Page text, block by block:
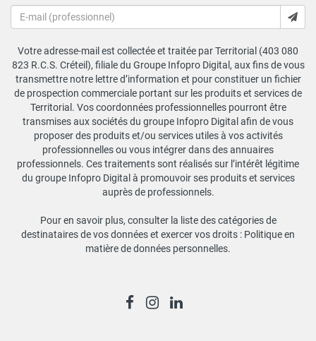
Votre adresse-mail est collectée et traitée par Territorial (403 080
823 R.C.S. Créteil), filiale du Groupe Infopro Digital, aux fins de vous
transmettre notre lettre d’information et pour constituer un fichier
de prospection commerciale portant sur les produits et services de
Territorial. Vos coordonnées professionnelles pourront être
transmises aux sociétés du groupe Infopro Digital afin de vous
proposer des produits et/ou services utiles à vos activités
professionnelles ou vous intégrer dans des annuaires
professionnels. Ces traitements sont réalisés sur l’intérêt légitime
du groupe Infopro Digital à promouvoir ses produits et services
auprès de professionnels.
Pour en savoir plus, consulter la liste des catégories de
destinataires de vos données et exercer vos droits : Politique en
matière de données personnelles.